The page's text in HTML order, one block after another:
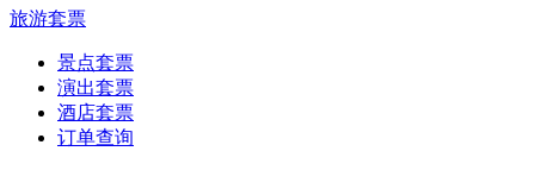
旅游套票
景点套票
演出套票
酒店套票
订单查询